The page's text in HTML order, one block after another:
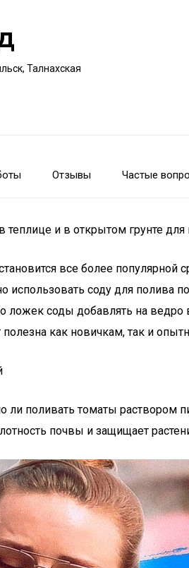
Талнахская
Отзывы Частые
и в открытом грунте
все более
использовать соду для полива
ложек соды добавлять на
как новичкам, так и
ли поливать томаты раствором
почвы и защищает